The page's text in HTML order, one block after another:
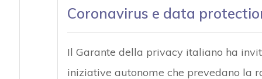
Coronavirus e data
Il Garante della privacy italiano ha
iniziative autonome che prevedano la